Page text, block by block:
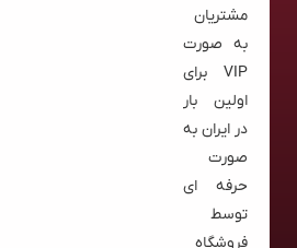
مشتریان
به صورت
VIP برای
اولین بار
در ایران به
صورت
حرفه ای
توسط
فروشگاه